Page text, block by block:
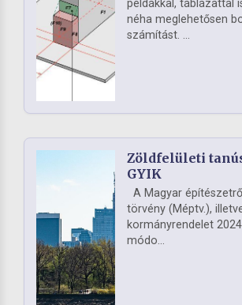
példákkal, táblázattal
néha meglehetősen
számítást. ...
Zöldfelületi
GYIK
A Magyar
törvény (Méptv.),
kormányrendelet
módo...